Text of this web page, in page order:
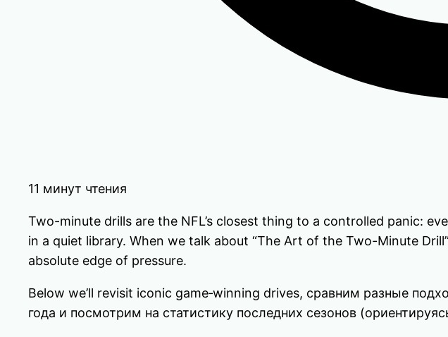
11 минут чтения
Two-minute drills are the NFL’s closest thing to a controlled panic:
in a quiet library. When we talk about “The Art of the Two-Minute
absolute edge of pressure.
Below we’ll revisit iconic game‑winning drives, сравним разные
года и посмотрим на статистику последних сезонов